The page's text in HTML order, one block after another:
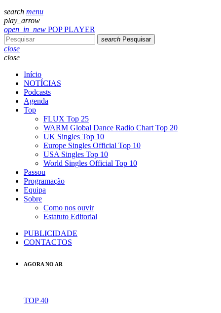
search menu
play_arrow
open_in_new POP PLAYER
search Pesquisar
close
close
Início
NOTÍCIAS
Podcasts
Agenda
Top
FLUX Top 25
WARM Global Dance Radio Chart Top 20
UK Singles Top 10
Europe Singles Official Top 10
USA Singles Top 10
World Singles Official Top 10
Passou
Programação
Equipa
Sobre
Como nos ouvir
Estatuto Editorial
PUBLICIDADE
CONTACTOS
AGORA NO AR
TOP 40